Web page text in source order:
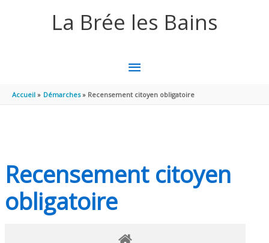
La Brée les Bains
MENU
PRINCIPAL
Accueil Démarches Recensement citoyen obligatoire
Recensement citoyen
obligatoire